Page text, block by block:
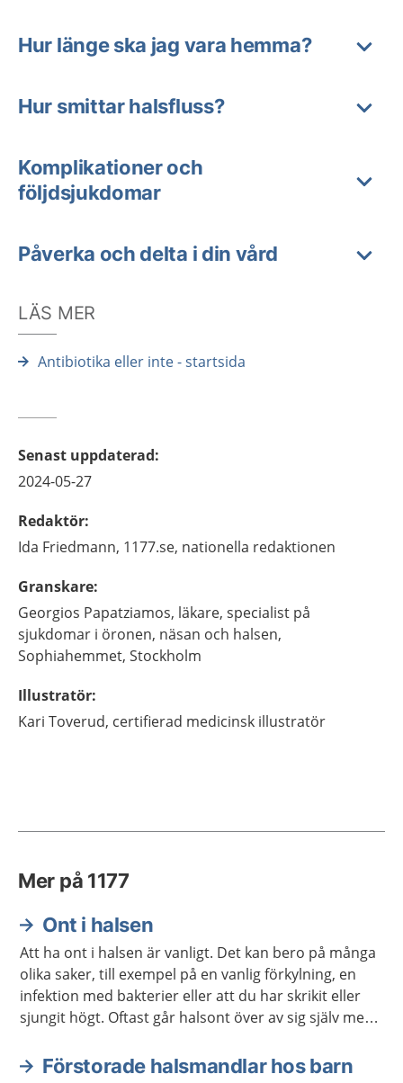
Hur länge ska jag vara hemma?
Hur smittar halsfluss?
Komplikationer och
följdsjukdomar
Påverka och delta i din vård
LÄS MER
Antibiotika eller inte - startsida
Senast uppdaterad:
2024-05-27
Redaktör:
Ida Friedmann, 1177.se, nationella redaktionen
Granskare:
Georgios Papatziamos, läkare, specialist på
sjukdomar i öronen, näsan och halsen,
Sophiahemmet, Stockholm
Illustratör:
Kari Toverud, certifierad medicinsk illustratör
Mer på 1177
Ont i halsen
Att ha ont i halsen är vanligt. Det kan bero på många
olika saker, till exempel på en vanlig förkylning, en
infektion med bakterier eller att du har skrikit eller
sjungit högt. Oftast går halsont över av sig själv men
Förstorade halsmandlar hos barn